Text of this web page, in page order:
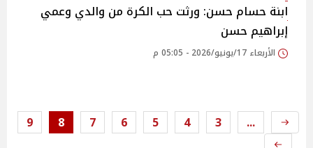
ابنة حسام حسن: ورثت حب الكرة من والدي وعمي
إبراهيم حسن
الأربعاء 17/يونيو/2026 - 05:05 م
...
3
4
5
6
7
8
9